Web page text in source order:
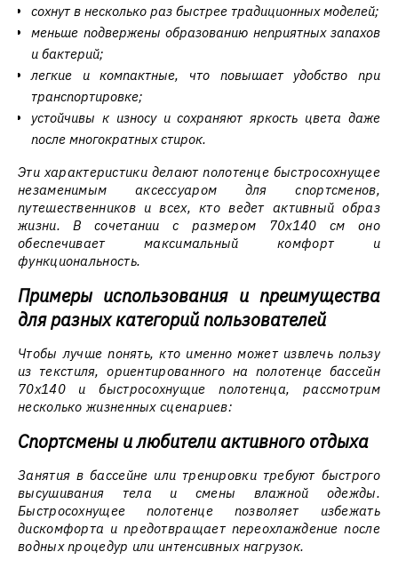
сохнут в несколько раз быстрее традиционных моделей;
меньше подвержены образованию неприятных запахов
и бактерий;
легкие и компактные, что повышает удобство при
транспортировке;
устойчивы к износу и сохраняют яркость цвета даже
после многократных стирок.
Эти характеристики делают полотенце быстросохнущее
незаменимым аксессуаром для спортсменов,
путешественников и всех, кто ведет активный образ
жизни. В сочетании с размером 70x140 см оно
обеспечивает максимальный комфорт и
функциональность.
Примеры использования и преимущества
для разных категорий пользователей
Чтобы лучше понять, кто именно может извлечь пользу
из текстиля, ориентированного на полотенце бассейн
70x140 и быстросохнущие полотенца, рассмотрим
несколько жизненных сценариев:
Спортсмены и любители активного отдыха
Занятия в бассейне или тренировки требуют быстрого
высушивания тела и смены влажной одежды.
Быстросохнущее полотенце позволяет избежать
дискомфорта и предотвращает переохлаждение после
водных процедур или интенсивных нагрузок.